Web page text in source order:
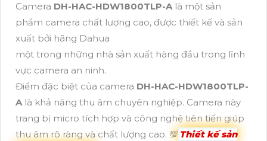
Camera DH-HAC-HDW1800TLP-A là một sản
phẩm camera chất lượng cao, được thiết kế và sản
xuất bởi hãng Dahua
một trong những nhà sản xuất hàng đầu trong lĩnh
vực camera an ninh.
Điểm đặc biệt của camera DH-HAC-HDW1800TLP-
A là khả năng thu âm chuyên nghiệp. Camera này
trang bị micro tích hợp và công nghệ tiên tiến giúp
thu âm rõ ràng và chất lượng cao. 💯 Thiết kế sản